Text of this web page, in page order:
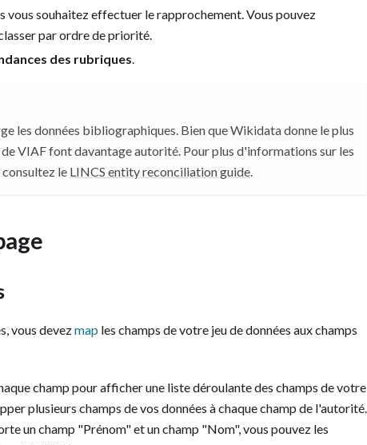
vous souhaitez effectuer le rapprochement. Vous pouvez
par ordre de priorité.
des rubriques.
les données bibliographiques. Bien queWikidatadonne le plus
VIAFfont davantage autorité. Pour plus d'informations sur les
le LINCS entity reconciliation guide
vous devezmap les champs de votre jeu de données aux champs
champ pour afficher une liste déroulante des champs de votre
plusieurs champs de vos données à chaque champ de l'autorité.
un champ "Prénom" et un champ "Nom", vous pouvez les